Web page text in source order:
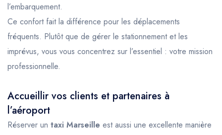
l’embarquement.
Ce confort fait la différence pour les déplacements
fréquents. Plutôt que de gérer le stationnement et les
imprévus, vous vous concentrez sur l’essentiel : votre mission
professionnelle.
Accueillir vos clients et partenaires à
l’aéroport
Réserver un taxi Marseille est aussi une excellente manière